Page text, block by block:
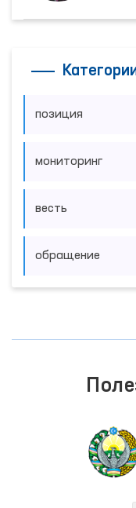
позиция
мониторинг
весть
обращение